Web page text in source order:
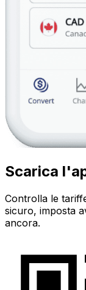
Scarica
Controlla le
sicuro, imposta
ancora.